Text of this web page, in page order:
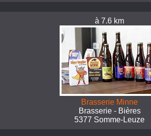
à 7.6 km
Brasserie Minne
Brasserie - Bières
5377 Somme-Leuze